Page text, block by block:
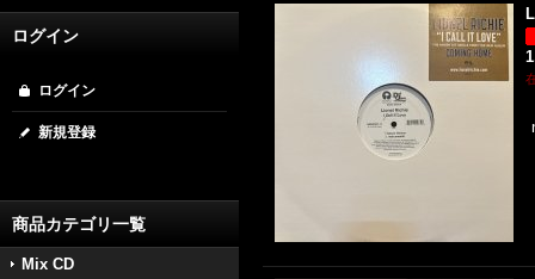
ログイン
ログイン
新規登録
商品カテゴリ一覧
Mix CD